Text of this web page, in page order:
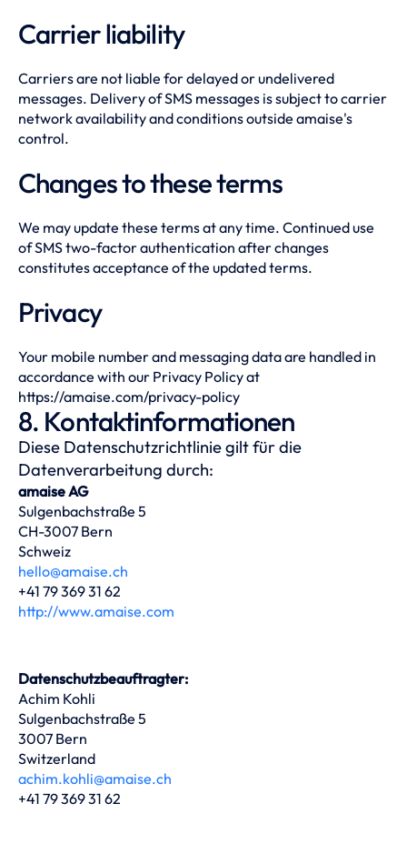
Carrier liability
Carriers are not liable for delayed or undelivered
messages. Delivery of SMS messages is subject to carrier
network availability and conditions outside amaise's
control.
Changes to these terms
We may update these terms at any time. Continued use
of SMS two-factor authentication after changes
constitutes acceptance of the updated terms.
Privacy
Your mobile number and messaging data are handled in
accordance with our Privacy Policy at
https://amaise.com/privacy-policy
8. Kontaktinformationen
Diese Datenschutzrichtlinie gilt für die
Datenverarbeitung durch:
amaise AG
Sulgenbachstraße 5
CH-3007 Bern
Schweiz
hello@amaise.ch
+41 79 369 31 62
http://www.amaise.com
Datenschutzbeauftragter:
Achim Kohli
Sulgenbachstraße 5
3007 Bern
Switzerland
achim.kohli@amaise.ch
+41 79 369 31 62